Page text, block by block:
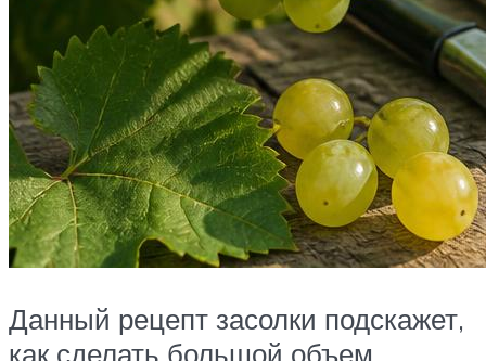
Данный рецепт засолки подскажет,
как сделать большой объем